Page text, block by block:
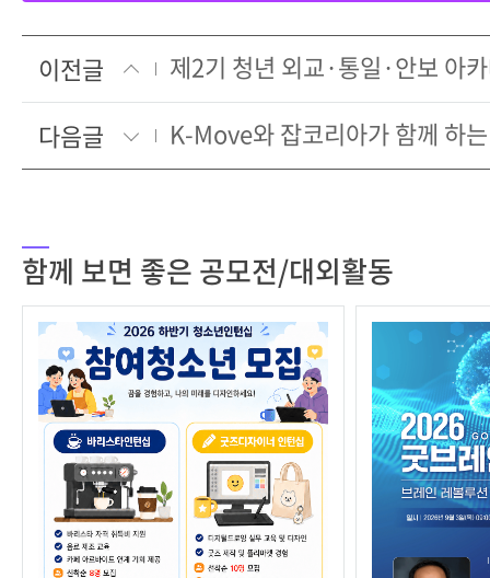
이전글
다음글
함께 보면 좋은 공모전/대외활동